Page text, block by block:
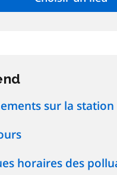
sur la station
horaires des